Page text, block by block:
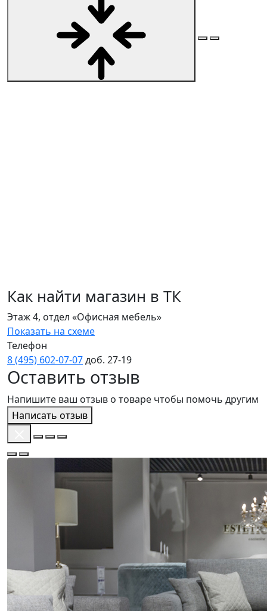
Как найти магазин в ТК
Этаж 4, отдел «Офисная мебель»
Показать на схеме
Телефон
8 (495) 602‑07‑07доб. 27‑19
Оставить отзыв
Напишите ваш отзыв о товаре чтобы помочь другим
Написать отзыв